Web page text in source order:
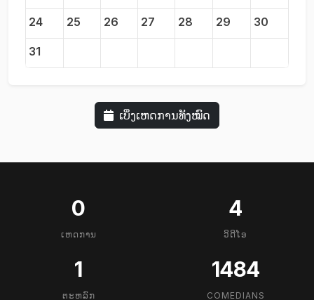
24 25 26 27 28 29 30
31
ເບິ່ງເຫດການທັງໝົດ
0
ເຫດການ
4
ວິດີໂອ
1
ຕະຫລົກ
1484
COMEDIANS